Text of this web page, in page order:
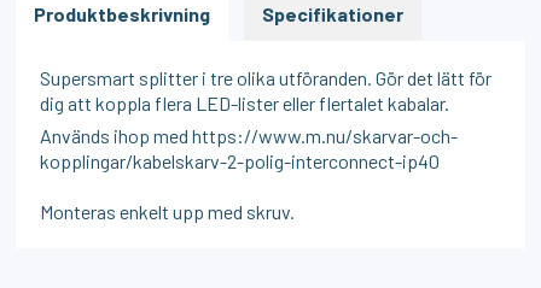
Produktbeskrivning Specifikationer
Supersmart splitter i tre olika utföranden. Gör det lätt för
dig att koppla flera LED-lister eller flertalet kabalar.
Används ihop med https://www.m.nu/skarvar-och-
kopplingar/kabelskarv-2-polig-interconnect-ip40
Monteras enkelt upp med skruv.